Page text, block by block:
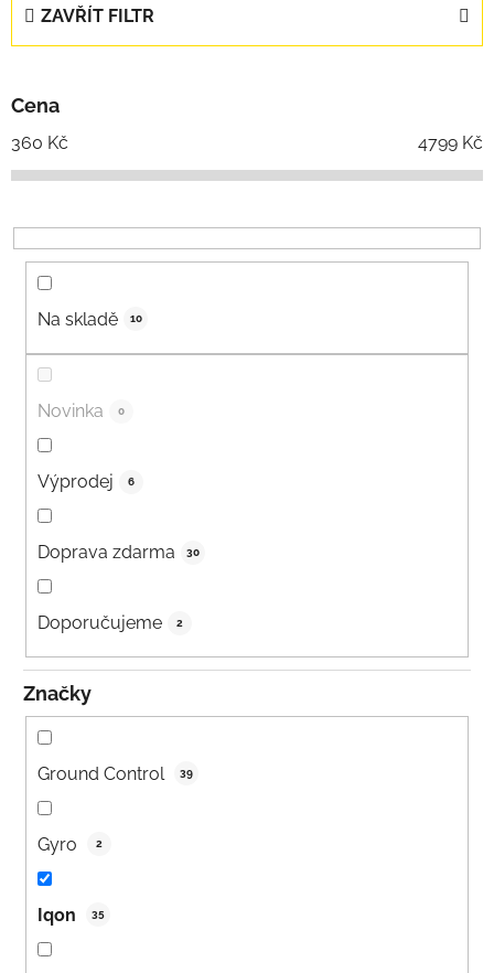
ZAVŘÍT FILTR
Cena
360 Kč 4799 Kč
Na skladě 10
Novinka 0
Výprodej 6
Doprava zdarma 30
Doporučujeme 2
Značky
Ground Control 39
Gyro 2
Iqon 35